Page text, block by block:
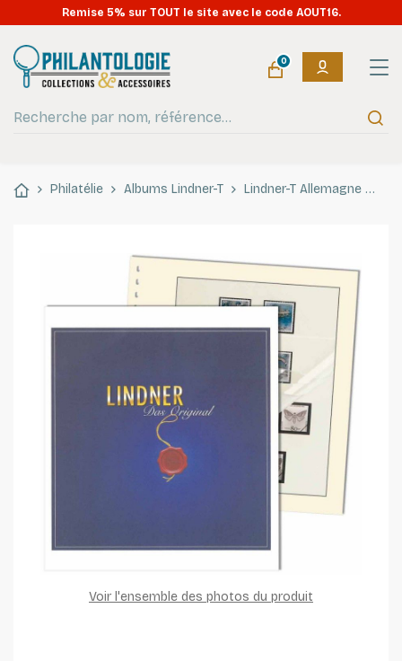
Remise 5% sur TOUT le site avec le code AOUT16.
0
Philatélie Albums Lindner-T Lindner-T Allemagne
Voir l'ensemble des photos du produit